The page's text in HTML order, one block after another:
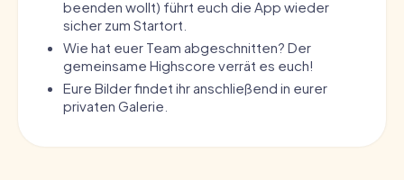
beenden wollt) führt euch die App wieder
sicher zum Startort.
Wie hat euer Team abgeschnitten? Der
gemeinsame Highscore verrät es euch!
Eure Bilder findet ihr anschließend in eurer
privaten Galerie.